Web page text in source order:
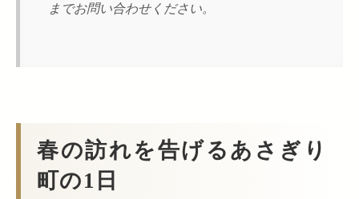
までお問い合わせください。
春の訪れを告げるあさぎり
町の1日